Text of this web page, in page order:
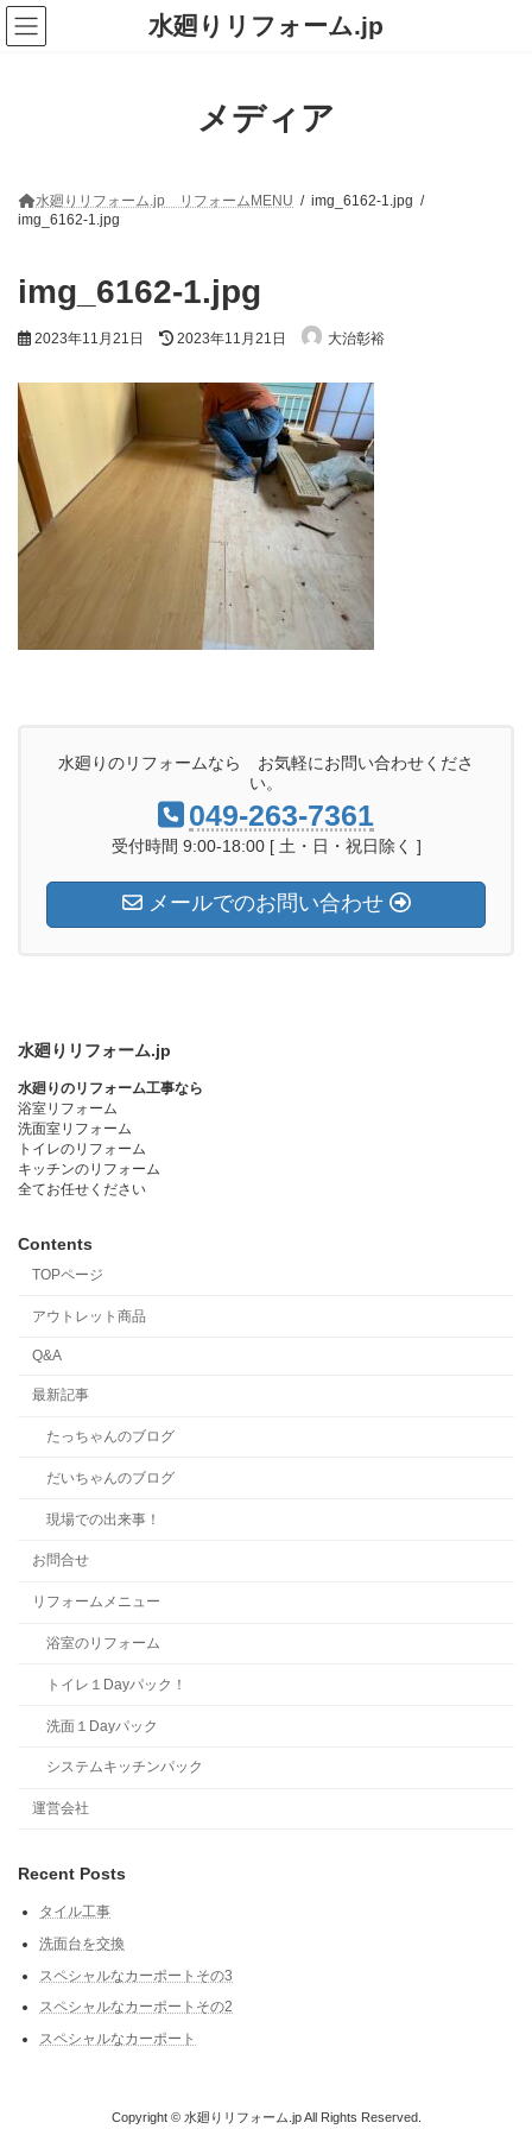
コ
ン
テ
ナ
ビ
ゲ
水廻りリフォーム.jp
メディア
水廻りリフォーム.jp リフォームMENU
img_6162-1.jpg
img_6162-1.jpg
img_6162-1.jpg
2023年11月21日
最
:
2023年11月21日 大治彰裕
水廻りのリフォームなら お気軽にお問い合わせくださ
い。
049-263-7361
受付時間 9:00-18:00 [ 土・日・祝日除く ]
メールでのお問い合わせ
水廻りリフォーム.jp
水廻りのリフォーム工事なら
浴室リフォーム
洗面室リフォーム
トイレのリフォーム
キッチンのリフォーム
全てお任せください
Contents
TOPページ
アウトレット商品
Q&A
最新記事
たっちゃんのブログ
だいちゃんのブログ
現場での出来事！
お問合せ
リフォームメニュー
浴室のリフォーム
トイレ１Dayパック！
洗面１Dayパック
システムキッチンパック
運営会社
Recent Posts
タイル工事
洗面台を交換
スペシャルなカーポートその3
スペシャルなカーポートその2
スペシャルなカーポート
Copyright © 水廻りリフォーム.jp All Rights Reserved.